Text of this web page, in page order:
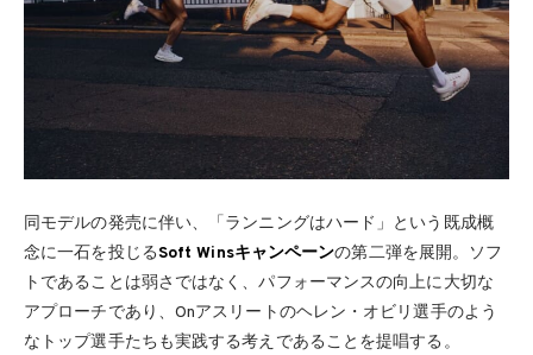
同モデルの発売に伴い、「ランニングはハード」という既成概
念に一石を投じるSoft Winsキャンペーンの第二弾を展開。ソフ
トであることは弱さではなく、パフォーマンスの向上に大切な
アプローチであり、Onアスリートのヘレン・オビリ選手のよう
なトップ選手たちも実践する考えであることを提唱する。